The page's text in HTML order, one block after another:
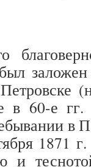
в 60-е
в
1871
и